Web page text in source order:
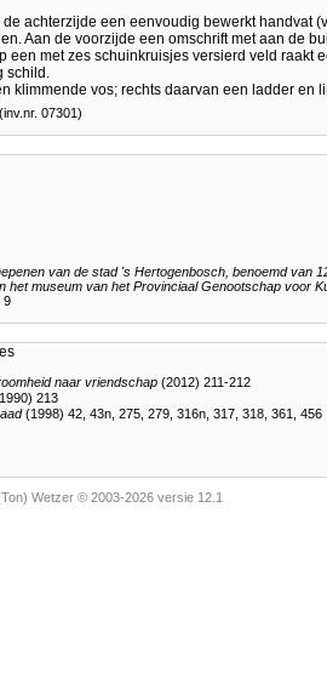
achterzijde een eenvoudig bewerkt handvat
Aan de voorzijde een omschrift met aan de
een met zes schuinkruisjes versierd veld raakt
schild.
klimmende vos; rechts daarvan een ladder en
07301)
van de stad 's Hertogenbosch, benoemd van
het museum van het Provinciaal Genootschap voor
9
naar vriendschap (2012) 211-212
213
(1998) 42, 43n, 275, 279, 316n, 317, 318, 361, 456
Wetzer © 2003-2026 versie 12.1